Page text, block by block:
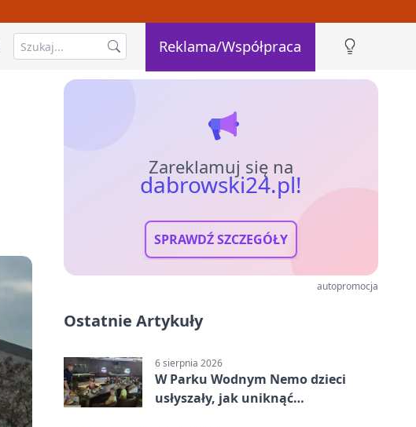
Reklama/Współpraca
Zareklamuj się na
dabrowski24.pl!
SPRAWDŹ SZCZEGÓŁY
autopromocja
Ostatnie Artykuły
6 sierpnia 2026
W Parku Wodnym Nemo dzieci
usłyszały, jak uniknąć